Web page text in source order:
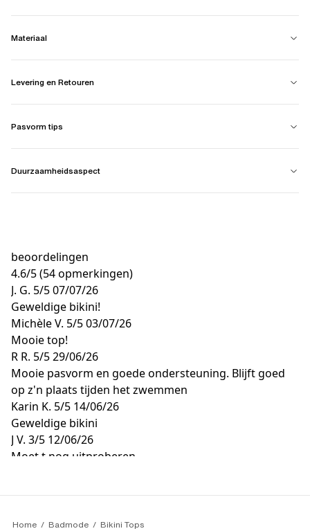
Materiaal
Levering en Retouren
Pasvorm tips
Duurzaamheidsaspect
beoordelingen
4.6/5(54 opmerkingen)
J. G. 5/507/07/26
Geweldige bikini!
Michèle V. 5/503/07/26
Mooie top!
R R. 5/529/06/26
Mooie pasvorm en goede ondersteuning. Blijft goed
op z'n plaats tijden het zwemmen
Karin K. 5/5 14/06/26
Geweldige bikini
J V. 3/5 12/06/26
Moet t nog uitproberen
Home Badmode Bikini Tops